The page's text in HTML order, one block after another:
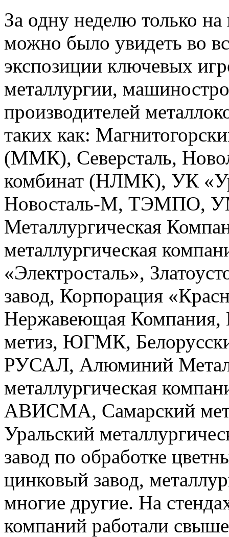
За одну неделю только
можно было увидеть во
экспозиции ключевых
металлургии,
производителей
таких как:
(ММК), Северсталь,
комбинат (НЛМК), УК
Новосталь-М, ТЭМПО,
Металлургическая
металлургическая
«Электросталь»,
завод, Корпорация
Нержавеющая
метиз, ЮГМК,
РУСАЛ, Алюминий
металлургическая
АВИСМА, Самарский
Уральский
завод по обработке
цинковый завод,
многие другие. На
компаний работали